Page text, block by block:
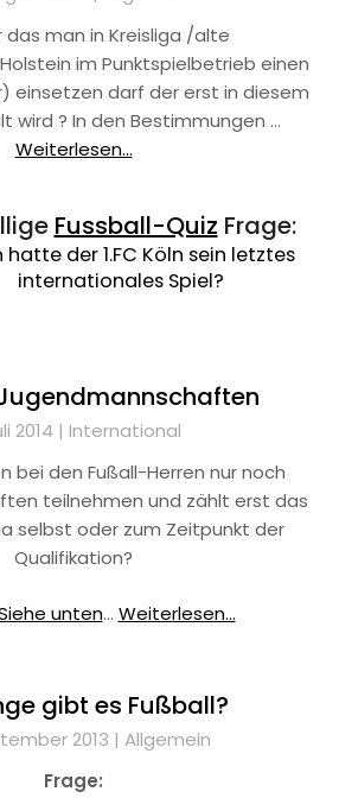
das man in Kreisliga /alte
im Punktspielbetrieb einen
einsetzen darf der erst in diesem
wird ? In den Bestimmungen …
Weiterlesen...
Fussball-Quiz Frage:
hatte der 1.FC Köln sein letztes
internationales Spiel?
2014 | International
bei den Fußall-Herren nur noch
teilnehmen und zählt erst das
selbst oder zum Zeitpunkt der
Qualifikation?
unten… Weiterlesen...
gibt es Fußball?
2013 | Allgemein
Frage: